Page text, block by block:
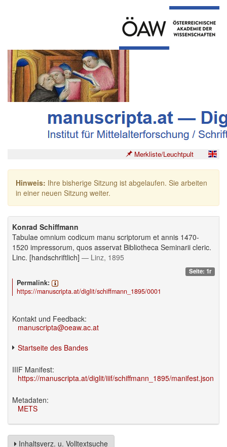
Merkliste/Leuchtpult
Hinweis: Ihre bisherige Sitzung ist abgelaufen. Sie arbeiten
in einer neuen Sitzung weiter.
Konrad Schiffmann
Tabulae omnium codicum manu scriptorum et annis 1470-
1520 impressorum, quos asservat Bibliotheca Seminarii cleric.
Linc. [handschriftlich] — Linz, 1895
Seite: 1r
Permalink:
https://manuscripta.at/diglit/schiffmann_1895/0001
Kontakt und Feedback:
manuscripta@oeaw.ac.at
Startseite des Bandes
IIIF Manifest:
https://manuscripta.at/diglit/iiif/schiffmann_1895/manifest.json
Metadaten:
METS
Inhaltsverz. u. Volltextsuche